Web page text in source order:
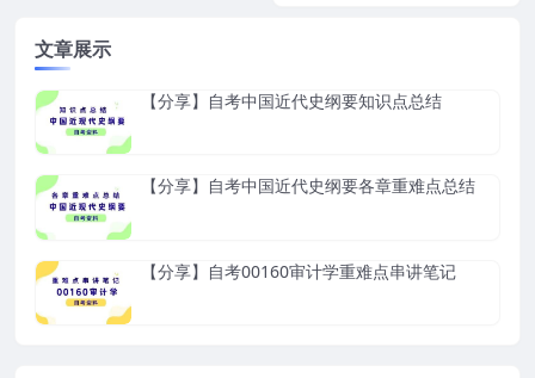
文章展示
【分享】自考中国近代史纲要知识点总结
【分享】自考中国近代史纲要各章重难点总结
【分享】自考00160审计学重难点串讲笔记